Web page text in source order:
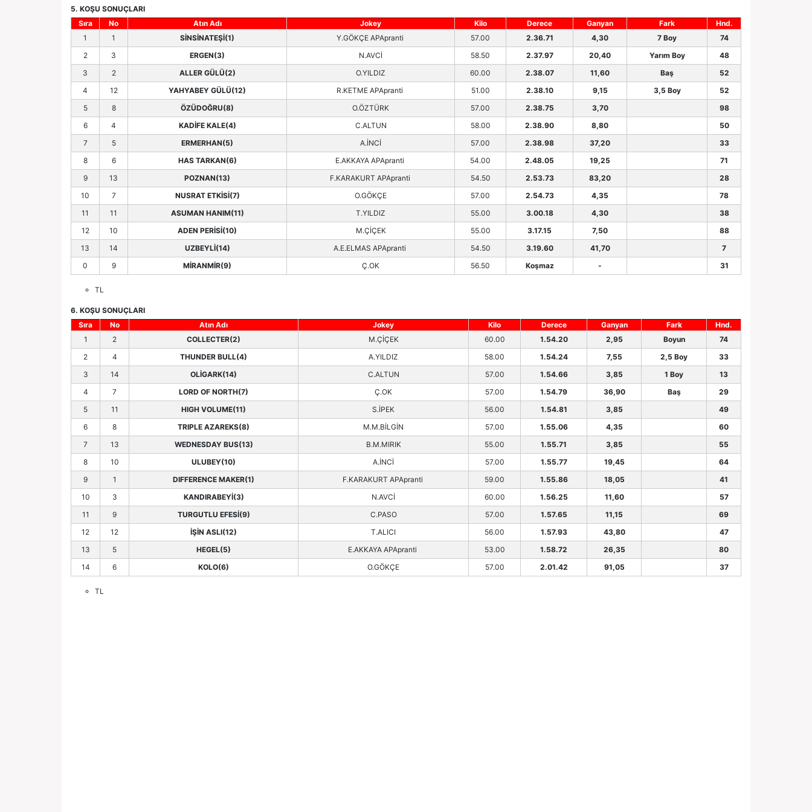
5. KOŞU SONUÇLARI
Sıra
No Atın Adı Jokey Kilo Derece Ganyan Fark
Hnd.
1
1 SİNSİNATEŞİ(1) Y.GÖKÇE APApranti 57.00 2.36.71 4,30 7 Boy
74
2
3 ERGEN(3) N.AVCİ 58.50 2.37.97 20,40 Yarım Boy
48
3
2 ALLER GÜLÜ(2) O.YILDIZ 60.00 2.38.07 11,60 Baş
52
4
12 YAHYABEY GÜLÜ(12) R.KETME APApranti 51.00 2.38.10 9,15 3,5 Boy
52
5
8 ÖZÜDOĞRU(8) O.ÖZTÜRK 57.00 2.38.75 3,70
98
6
4 KADİFE KALE(4) C.ALTUN 58.00 2.38.90 8,80
50
7
5 ERMERHAN(5) A.İNCİ 57.00 2.38.98 37,20
33
8
6 HAS TARKAN(6) E.AKKAYA APApranti 54.00 2.48.05 19,25
71
9
13 POZNAN(13) F.KARAKURT APApranti 54.50 2.53.73 83,20
28
10
7 NUSRAT ETKİSİ(7) O.GÖKÇE 57.00 2.54.73 4,35
78
11
11 ASUMAN HANIM(11) T.YILDIZ 55.00 3.00.18 4,30
38
12
10 ADEN PERİSİ(10) M.ÇİÇEK 55.00 3.17.15 7,50
88
13
14 UZBEYLİ(14) A.E.ELMAS APApranti 54.50 3.19.60 41,70
7
0
9 MİRANMİR(9) Ç.OK 56.50 Koşmaz - 31
TL
6. KOŞU SONUÇLARI
Sıra
No Atın Adı Jokey Kilo Derece Ganyan Fark
Hnd.
1
2 COLLECTER(2) M.ÇİÇEK 60.00 1.54.20 2,95 Boyun
74
2
4 THUNDER BULL(4) A.YILDIZ 58.00 1.54.24 7,55 2,5 Boy
33
3
14 OLİGARK(14) C.ALTUN 57.00 1.54.66 3,85 1 Boy
13
4
7 LORD OF NORTH(7) Ç.OK 57.00 1.54.79 36,90 Baş
29
5
11 HIGH VOLUME(11) S.İPEK 56.00 1.54.81 3,85
49
6
8 TRIPLE AZAREKS(8) M.M.BİLGİN 57.00 1.55.06 4,35
60
7
13 WEDNESDAY BUS(13) B.M.MIRIK 55.00 1.55.71 3,85
55
8
10 ULUBEY(10) A.İNCİ 57.00 1.55.77 19,45
64
9
1 DIFFERENCE MAKER(1) F.KARAKURT APApranti 59.00 1.55.86 18,05
41
10
3 KANDIRABEYİ(3) N.AVCİ 60.00 1.56.25 11,60
57
11
9 TURGUTLU EFESİ(9) C.PASO 57.00 1.57.65 11,15
69
12
12 İŞİN ASLI(12) T.ALICI 56.00 1.57.93 43,80
47
13
5 HEGEL(5) E.AKKAYA APApranti 53.00 1.58.72 26,35
80
14
6 KOLO(6) O.GÖKÇE 57.00 2.01.42 91,05 37
TL